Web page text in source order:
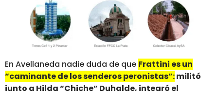
En Avellaneda nadie duda de que Frattini es un
“caminante de los senderos peronistas”:militó
junto a Hilda “Chiche” Duhalde, integró el